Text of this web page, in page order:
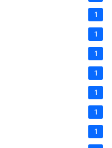
1
1
1
1
1
1
1